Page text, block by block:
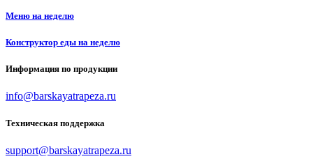
Меню на неделю
Конструктор еды на неделю
Информация по продукции
info@barskayatrapeza.ru
Техническая поддержка
support@barskayatrapeza.ru